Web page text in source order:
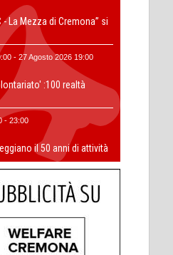
La Mezza di Cremona” si
- 27 Agosto 2026 19:00
:100 realtà
- 23:00
il 50 anni di attività